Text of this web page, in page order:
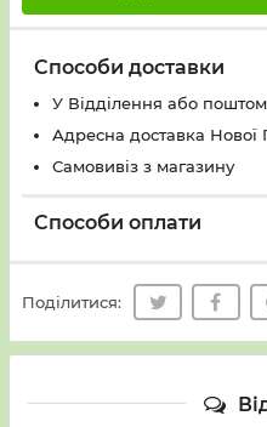
Способи доставки
У Вiддiлення або
Адресна доставка Нової
Самовивіз з магазину
Способи оплати
Поділитися: